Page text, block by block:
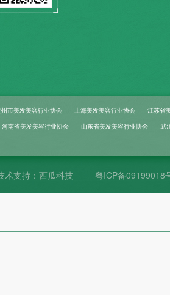
市美发美容行业协会 上海美发美容行业协会
江苏省
河南省美发美容行业协会 山东省美发美容行业协会
武
术支持：西瓜科技 粤ICP备09199018